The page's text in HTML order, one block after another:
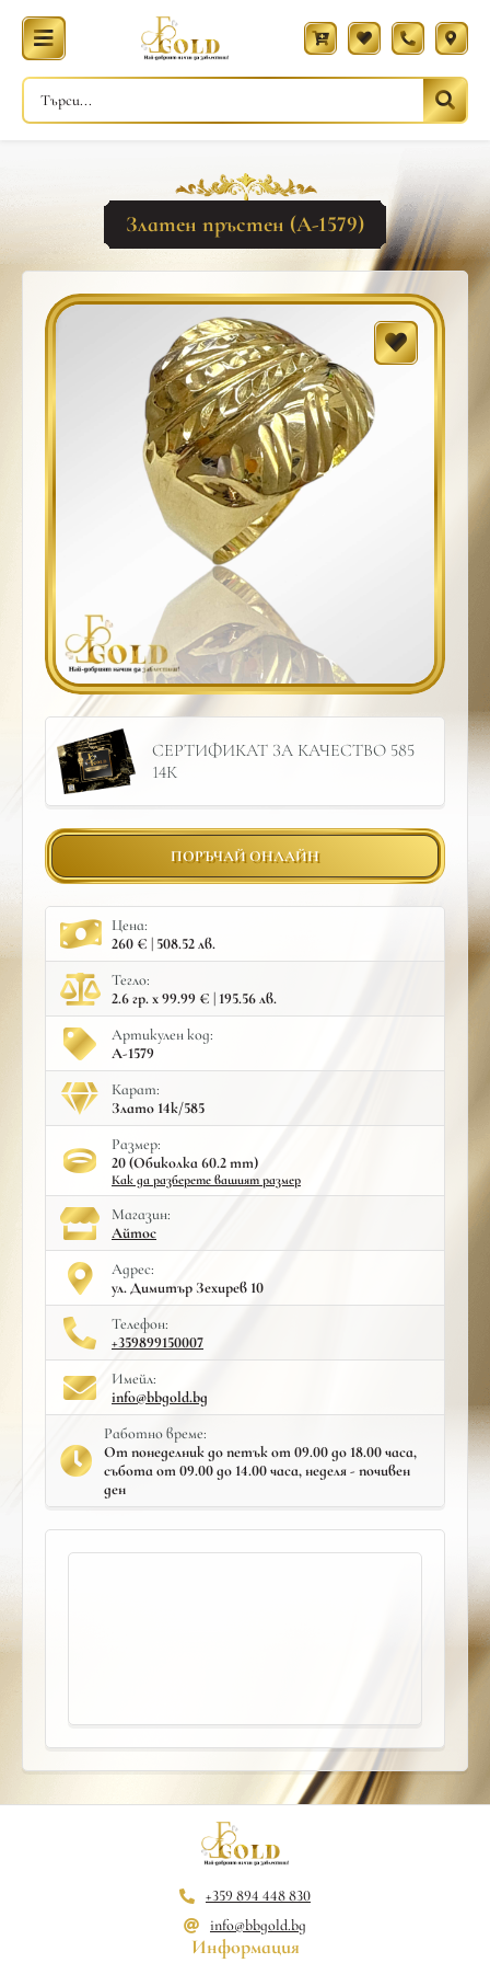
Златен пръстен (A-1579)
СЕРТИФИКАТ ЗА КАЧЕСТВО 585
14К
ПОРЪЧАЙ ОНЛАЙН
Цена:
260 € | 508.52 лв.
Тегло:
2.6 гр. x 99.99 € | 195.56 лв.
Артикулен код:
A-1579
Карат:
Злато 14к/585
Размер:
20 (Обиколка 60.2 mm)
Как да разберете вашият размер
Mагазин:
Айтос
Адрес:
ул. Димитър Зехирев 10
Телефон:
+359899150007
Имейл:
info@bbgold.bg
Работно време:
От понеделник до петък от 09.00 до 18.00 часа,
събота от 09.00 до 14.00 часа, неделя - почивен
ден
+359 894 448 830
info@bbgold.bg
Информация